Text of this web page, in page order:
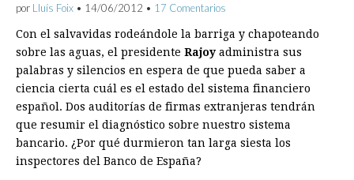
por Lluís Foix • 14/06/2012 • 17 Comentarios
Con el salvavidas rodeándole la barriga y chapoteando
sobre las aguas, el presidente Rajoyadministra sus
palabras y silencios en espera de que pueda saber a
ciencia cierta cuál es el estado del sistema financiero
español. Dos auditorías de firmas extranjeras tendrán
que resumir el diagnóstico sobre nuestro sistema
bancario. ¿Por qué durmieron tan larga siesta los
inspectores del Banco de España?